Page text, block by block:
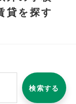
貸を探す
検索する